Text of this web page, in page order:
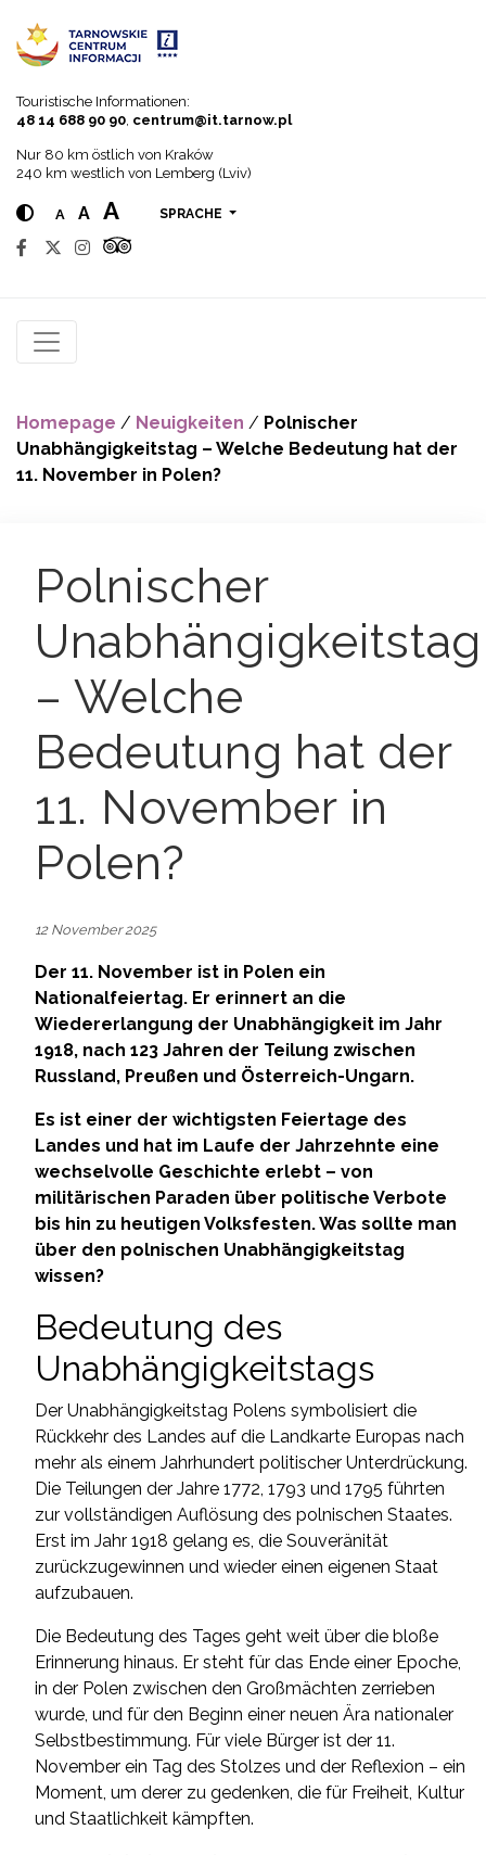
Touristische Informationen:
48 14 688 90 90 centrum@it.tarnow.pl
Nur 80 km östlich von Kraków
240 km westlich von Lemberg (Lviv)
A A A SPRACHE
Homepage / Neuigkeiten / Polnischer
Unabhängigkeitstag – Welche Bedeutung hat der
11. November in Polen?
Polnischer
Unabhängigkeitstag
– Welche
Bedeutung hat der
11. November in
Polen?
12 November 2025
Der 11. November ist in Polen ein
Nationalfeiertag. Er erinnert an die
Wiedererlangung der Unabhängigkeit im Jahr
1918, nach 123 Jahren der Teilung zwischen
Russland, Preußen und Österreich-Ungarn.
Es ist einer der wichtigsten Feiertage des
Landes und hat im Laufe der Jahrzehnte eine
wechselvolle Geschichte erlebt – von
militärischen Paraden über politische Verbote
bis hin zu heutigen Volksfesten. Was sollte man
über den polnischen Unabhängigkeitstag
wissen?
Bedeutung des
Unabhängigkeitstags
Der Unabhängigkeitstag Polens symbolisiert die
Rückkehr des Landes auf die Landkarte Europas nach
mehr als einem Jahrhundert politischer Unterdrückung.
Die Teilungen der Jahre 1772, 1793 und 1795 führten
zur vollständigen Auflösung des polnischen Staates.
Erst im Jahr 1918 gelang es, die Souveränität
zurückzugewinnen und wieder einen eigenen Staat
aufzubauen.
Die Bedeutung des Tages geht weit über die bloße
Erinnerung hinaus. Er steht für das Ende einer Epoche,
in der Polen zwischen den Großmächten zerrieben
wurde, und für den Beginn einer neuen Ära nationaler
Selbstbestimmung. Für viele Bürger ist der 11.
November ein Tag des Stolzes und der Reflexion – ein
Moment, um derer zu gedenken, die für Freiheit, Kultur
und Staatlichkeit kämpften.